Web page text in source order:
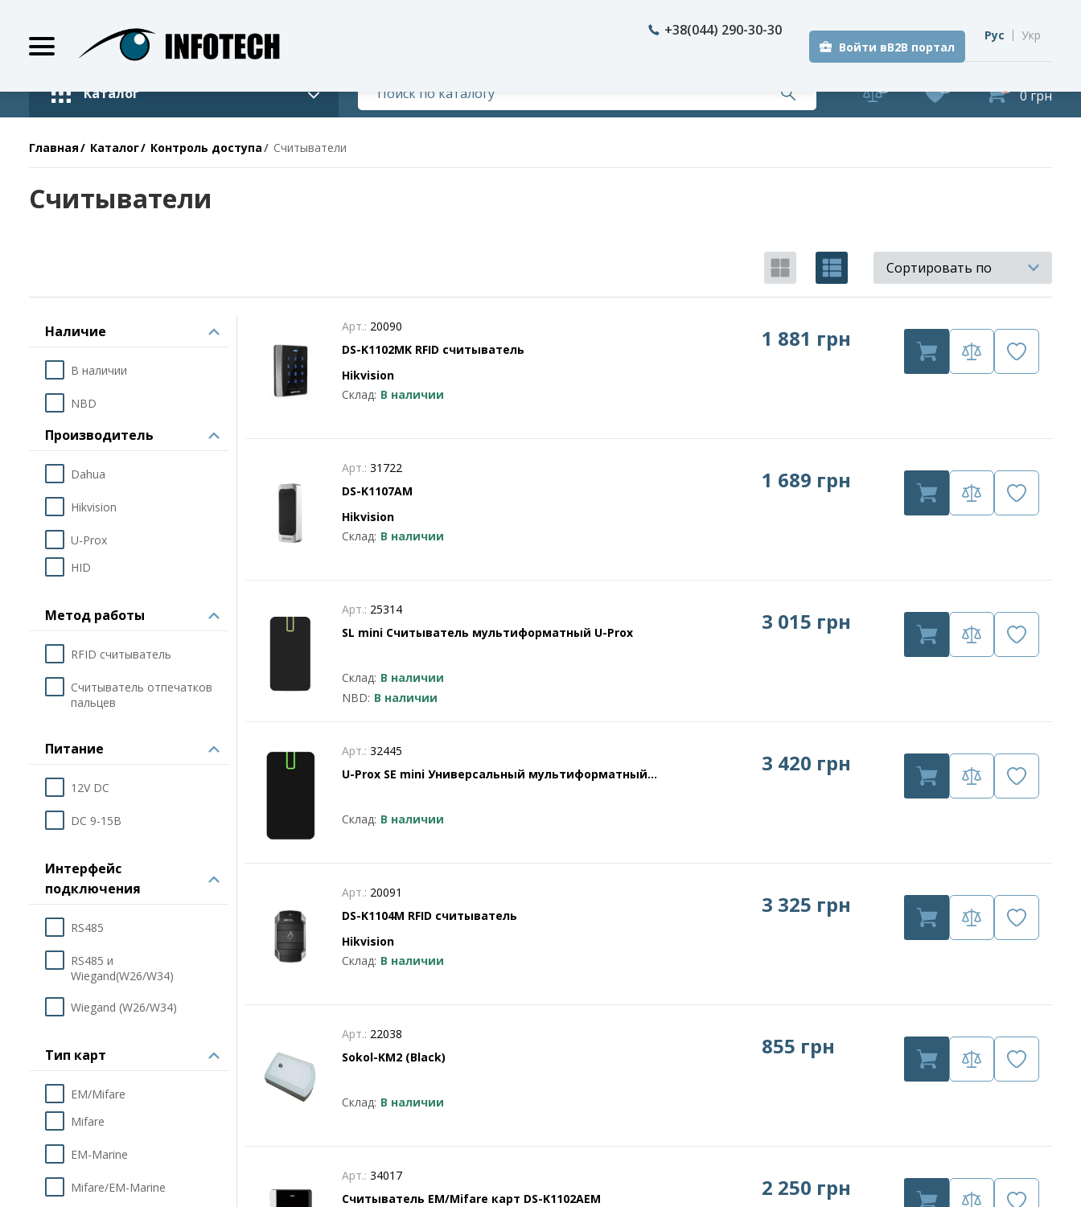
+38(044) 290-30-30
Войти вB2B портал
Рус Укр
Каталог 0 грн
Главная Каталог Контроль доступа Считыватели
Считыватели
Сортировать по
Наличие
В наличии
NBD
Производитель
Dahua
Hikvision
U-Prox
HID
Метод работы
RFID считыватель
Считыватель отпечатков
пальцев
Питание
12V DC
DC 9-15В
Интерфейс
подключения
RS485
RS485 и
Wiegand(W26/W34)
Wiegand (W26/W34)
Тип карт
EM/Mifare
Mifare
EM-Marine
Mifare/EM-Marine
Арт.: 20090
DS-K1102MK RFID считыватель
Hikvision
Склад: В наличии
1 881 грн
Арт.: 31722
DS-K1107AM
Hikvision
Склад: В наличии
1 689 грн
Арт.: 25314
SL mini Считыватель мультиформатный U-Prox
Склад: В наличии
NBD: В наличии
3 015 грн
Арт.: 32445
U-Prox SE mini Универсальный мультиформатный
Склад: В наличии
3 420 грн
Арт.: 20091
DS-K1104M RFID считыватель
Hikvision
Склад: В наличии
3 325 грн
Арт.: 22038
Sokol-KM2 (Black)
Склад: В наличии
855 грн
Арт.: 34017
Считыватель EM/Mifare карт DS-K1102AEM
2 250 грн